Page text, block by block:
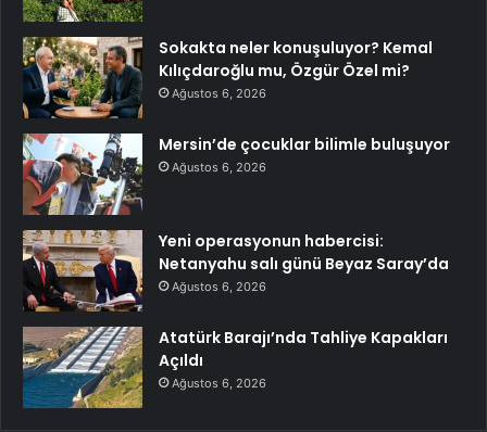
Sokakta neler konuşuluyor? Kemal
Kılıçdaroğlu mu, Özgür Özel mi?
Ağustos 6, 2026
Mersin’de çocuklar bilimle buluşuyor
Ağustos 6, 2026
Yeni operasyonun habercisi:
Netanyahu salı günü Beyaz Saray’da
Ağustos 6, 2026
Atatürk Barajı’nda Tahliye Kapakları
Açıldı
Ağustos 6, 2026